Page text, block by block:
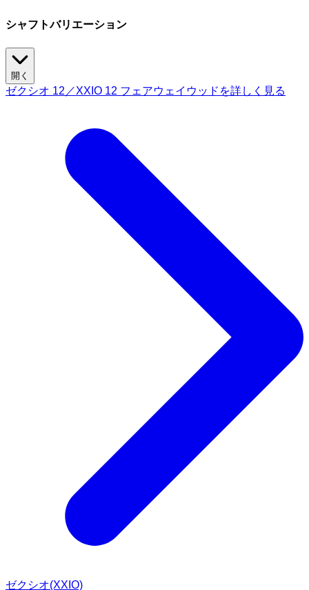
シャフトバリエーション
開く
ゼクシオ 12／XXIO 12 フェアウェイウッドを詳しく見る
ゼクシオ(XXIO)